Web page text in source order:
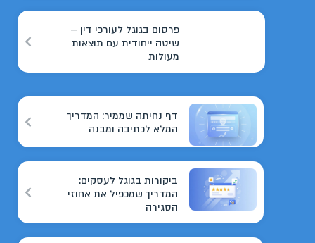
פרסום בגוגל לעורכי דין –
שיטה ייחודית עם תוצאות
מעולות
דף נחיתה שממיר: המדריך
המלא לכתיבה ומבנה
ביקורות בגוגל לעסקים:
המדריך שמכפיל את אחוזי
הסגירה